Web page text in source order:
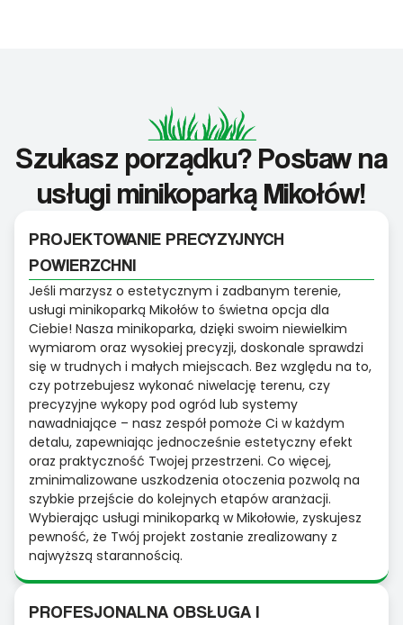
Szukasz porządku? Postaw na
usługi minikoparką Mikołów!
PROJEKTOWANIE PRECYZYJNYCH
POWIERZCHNI
Jeśli marzysz o estetycznym i zadbanym terenie,
usługi minikoparką Mikołów to świetna opcja dla
Ciebie! Nasza minikoparka, dzięki swoim niewielkim
wymiarom oraz wysokiej precyzji, doskonale sprawdzi
się w trudnych i małych miejscach. Bez względu na to,
czy potrzebujesz wykonać niwelację terenu, czy
precyzyjne wykopy pod ogród lub systemy
nawadniające – nasz zespół pomoże Ci w każdym
detalu, zapewniając jednocześnie estetyczny efekt
oraz praktyczność Twojej przestrzeni. Co więcej,
zminimalizowane uszkodzenia otoczenia pozwolą na
szybkie przejście do kolejnych etapów aranżacji.
Wybierając usługi minikoparką w Mikołowie, zyskujesz
pewność, że Twój projekt zostanie zrealizowany z
najwyższą starannością.
PROFESJONALNA OBSŁUGA I